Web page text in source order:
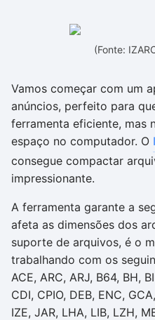
(Fonte:
Vamos começar com um
anúncios, perfeito para
ferramenta eficiente, mas
espaço no computador. O
consegue compactar
impressionante.
A ferramenta garante a
afeta as dimensões dos
suporte de arquivos, é o
trabalhando com os
ACE, ARC, ARJ, B64, BH,
CDI, CPIO, DEB, ENC,
IZE, JAR, LHA, LIB, LZH,